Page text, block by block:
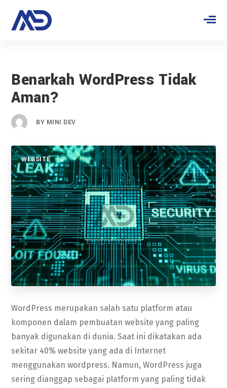
Benarkah WordPress Tidak
Aman?
BY MINI DEV
WEBSITE
WordPress merupakan salah satu platform atau
komponen dalam pembuatan website yang paling
banyak digunakan di dunia. Saat ini dikatakan ada
sekitar 40% website yang ada di Internet
menggunakan wordpress. Namun, WordPress juga
sering dianggap sebagai platform yang paling tidak